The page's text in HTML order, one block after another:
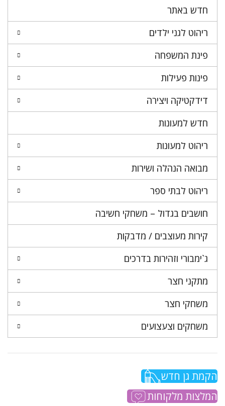
חדש באתר
ריהוט לגני ילדים
פינת המשפחה
פינות פעילות
דידקטיקה ויצירה
חדש למעונות
ריהוט למעונות
מבואה הנהלה ושירות
ריהוט לבתי ספר
חושבים בגדול – משחקי חשיבה
קירות מעוצבים / מדבקות
ג`ימבורי וזהירות בדרכים
מתקני חצר
משחקי חצר
משחקים וצעצועים
הקמת גן חדש
המלצות מלקוחות